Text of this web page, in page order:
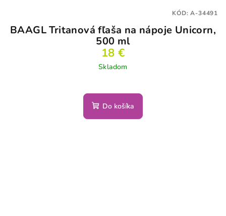
BAAGL Tritanová fľaša na nápoje Unicorn,
500 ml
18 €
Skladom
Do košíka
KÓD:A-34491